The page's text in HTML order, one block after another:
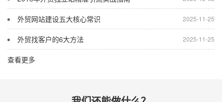
2025-11-25
外贸网站建设五大核心常识
2025-11-25
外贸找客户的6大方法
查看更多